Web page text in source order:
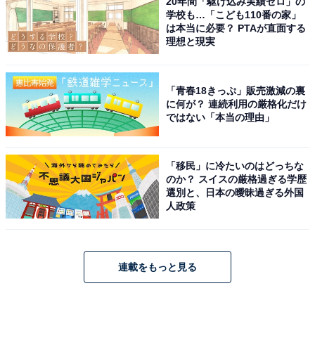
学校も…「こども110番の家」
は本当に必要？ PTAが直面する
理想と現実
「青春18きっぷ」販売激減の裏
に何が？ 連続利用の厳格化だけ
ではない「本当の理由」
「移民」に冷たいのはどっちな
のか？ スイスの厳格過ぎる学歴
選別と、日本の曖昧過ぎる外国
人政策
連載をもっと見る